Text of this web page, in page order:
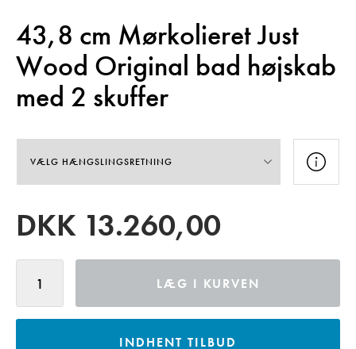
43,8 cm Mørkolieret Just
Wood Original bad højskab
med 2 skuffer
DKK 13.260,00
LÆG I KURVEN
INDHENT TILBUD